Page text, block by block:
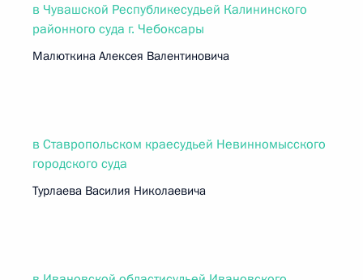
в Чувашской Республикесудьей Калининского
районного суда г. Чебоксары
Малюткина Алексея Валентиновича
в Ставропольском краесудьей Невинномысского
городского суда
Турлаева Василия Николаевича